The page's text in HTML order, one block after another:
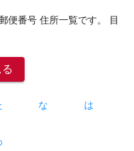
便番号 住所一覧です。 目
な は